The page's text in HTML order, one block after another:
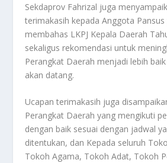
Sekdaprov Fahrizal juga
terimakasih kepada Anggota Pansus
membahas LKPJ Kepala Daerah
sekaligus rekomendasi untuk
Perangkat Daerah menjadi lebih
akan datang.
Ucapan terimakasih juga
Perangkat Daerah yang mengikuti
dengan baik sesuai dengan jadwal
ditentukan, dan Kepada seluruh
Tokoh Agama, Tokoh Adat, Tokoh